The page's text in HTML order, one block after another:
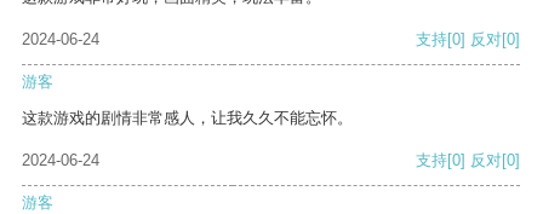
2024-06-24 支持[0] 反对[0]
游客
这款游戏的剧情非常感人，让我久久不能忘怀。
2024-06-24 支持[0] 反对[0]
游客